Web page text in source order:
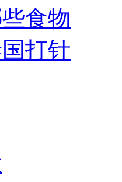
食物
打针